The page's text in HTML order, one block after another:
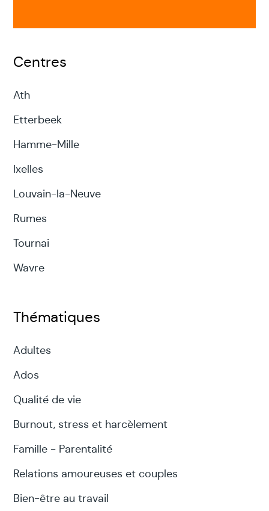
Centres
Ath
Etterbeek
Hamme-Mille
Ixelles
Louvain-la-Neuve
Rumes
Tournai
Wavre
Thématiques
Adultes
Ados
Qualité de vie
Burnout, stress et harcèlement
Famille - Parentalité
Relations amoureuses et couples
Bien-être au travail